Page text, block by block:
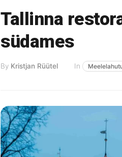
Tallinna
südames
By Kristjan Rüütel In